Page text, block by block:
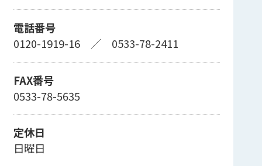
電話番号
0120-1919-16／ 0533-78-2411
FAX番号
0533-78-5635
定休日
日曜日